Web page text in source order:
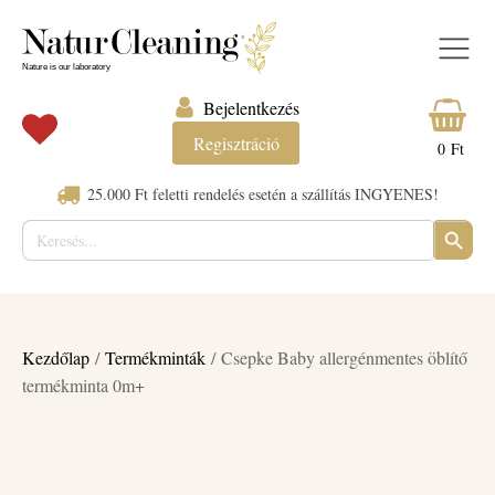
25.000 Ft feletti rendelés esetén a szállítás INGYENES!
Keresés:
SEARCH
BUTTON
Bejelentkezés
Regisztráció
0 Ft
Kezdőlap /Termékminták / Csepke Baby allergénmentes öblítő
termékminta 0m+